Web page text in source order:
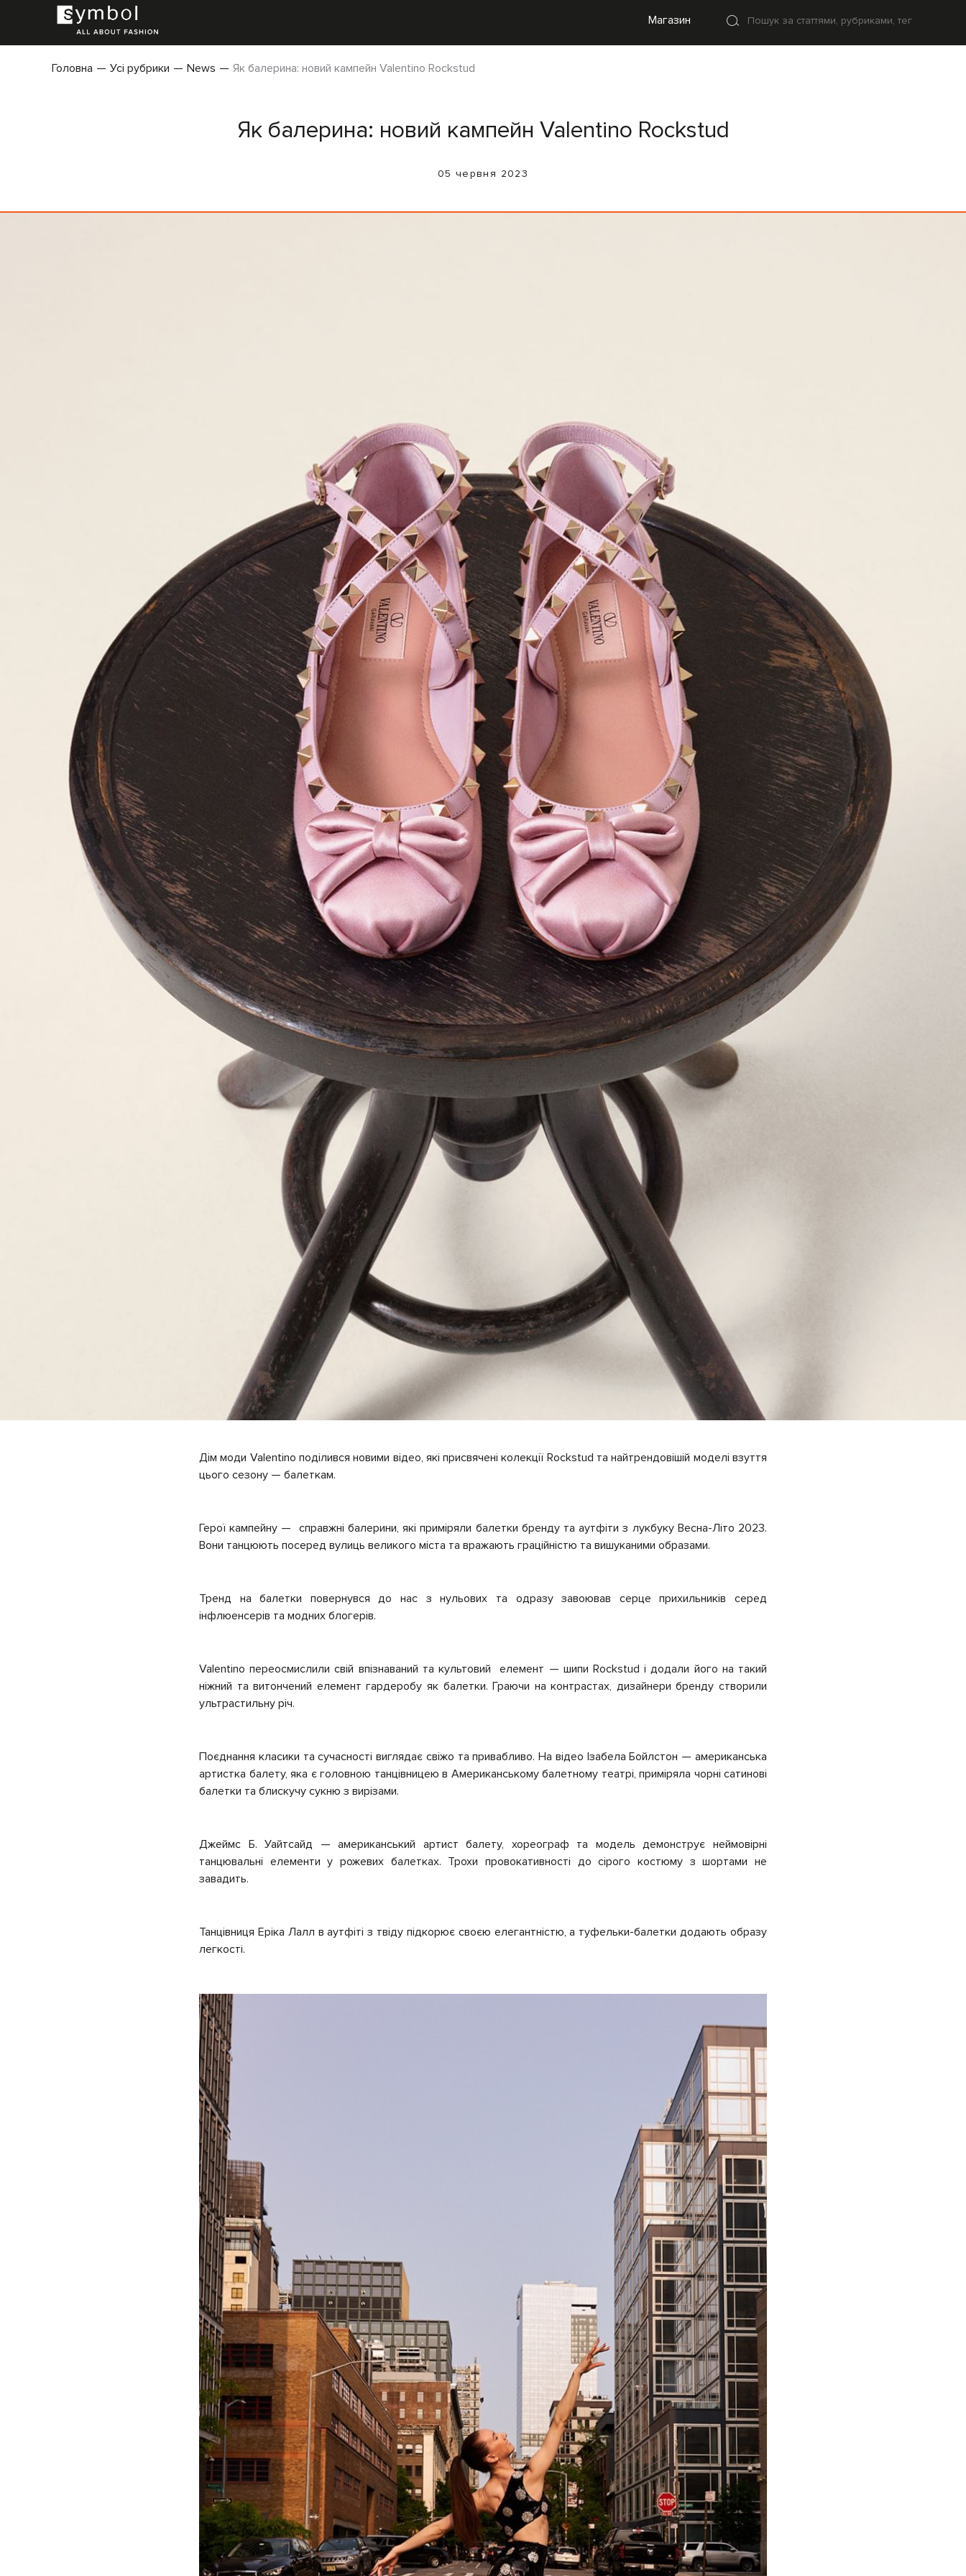
Магазин
Головна Усі рубрики News Як балерина: новий кампейн Valentino Rockstud
Як балерина: новий кампейн Valentino Rockstud
05 червня 2023
Дім моди Valentino поділився новими відео, які присвячені колекції Rockstud та найтрендовішій моделі взуття
цього сезону — балеткам.
Герої кампейну — справжні балерини, які приміряли балетки бренду та аутфіти з лукбуку Весна-Літо 2023.
Вони танцюють посеред вулиць великого міста та вражають граційністю та вишуканими образами.
Тренд на балетки повернувся до нас з нульових та одразу завоював серце прихильників серед
інфлюенсерів та модних блогерів.
Valentino переосмислили свій впізнаваний та культовий елемент — шипи Rockstud і додали його на такий
ніжний та витончений елемент гардеробу як балетки. Граючи на контрастах, дизайнери бренду створили
ультрастильну річ.
Поєднання класики та сучасності виглядає свіжо та привабливо. На відео Ізабела Бойлстон — американська
артистка балету, яка є головною танцівницею в Американському балетному театрі, приміряла чорні сатинові
балетки та блискучу сукню з вирізами.
Джеймс Б. Уайтсайд — американський артист балету, хореограф та модель демонструє неймовірні
танцювальні елементи у рожевих балетках. Трохи провокативності до сірого костюму з шортами не
завадить.
Танцівниця Еріка Лалл в аутфіті з твіду підкорює своєю елегантністю, а туфельки-балетки додають образу
легкості.